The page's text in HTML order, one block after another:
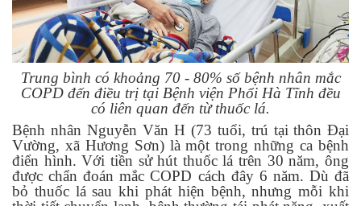
Trung bình có khoảng 70 - 80% số bệnh nhân mắc
COPD đến điều trị tại Bệnh viện Phổi Hà Tĩnh đều
có liên quan đến từ thuốc lá.
Bệnh nhân Nguyễn Văn H (73 tuổi, trú tại thôn Đại
Vường, xã Hương Sơn)là một trong những ca bệnh
điển hình.Với tiền sửhút thuốc lá trên 30 năm, ông
được chẩn đoán mắc COPD cách đây 6 năm. Dù đã
bỏ thuốc lá sau khi phát hiện bệnh, nhưng mỗi khi